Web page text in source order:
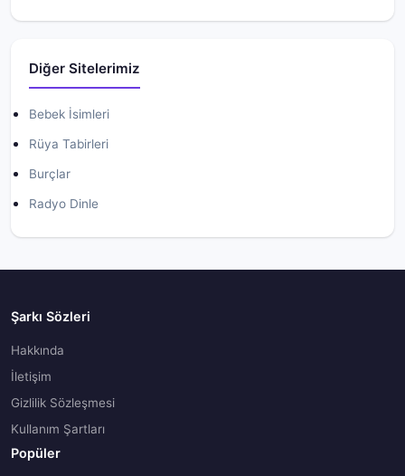
Diğer Sitelerimiz
Bebek İsimleri
Rüya Tabirleri
Burçlar
Radyo Dinle
Şarkı Sözleri
Hakkında
İletişim
Gizlilik Sözleşmesi
Kullanım Şartları
Popüler